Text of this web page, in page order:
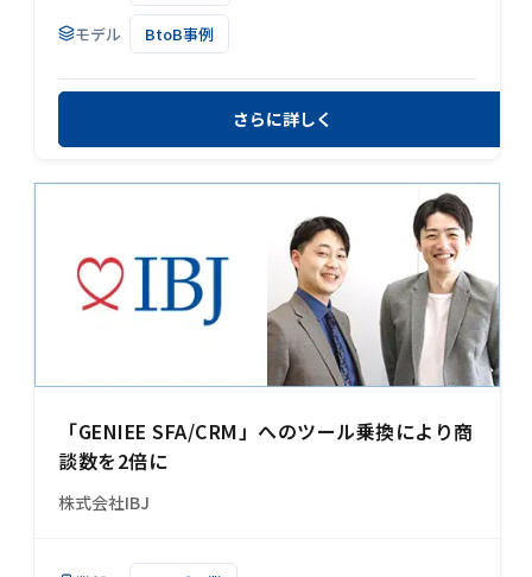
モデル BtoB事例
さらに詳しく
「GENIEE SFA/CRM」へのツール乗換により商
談数を2倍に
株式会社IBJ